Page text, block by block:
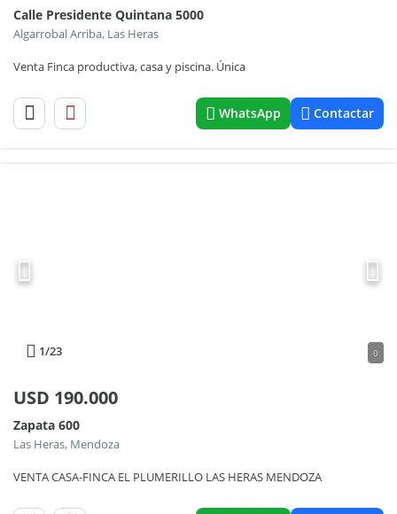
Calle Presidente Quintana 5000
Algarrobal Arriba, Las Heras
Venta Finca productiva, casa y piscina. Única
WhatsApp Contactar
1/23 0
USD 190.000
Zapata 600
Las Heras, Mendoza
VENTA CASA-FINCA EL PLUMERILLO LAS HERAS MENDOZA